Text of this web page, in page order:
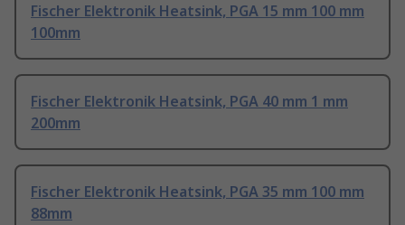
Fischer Elektronik Heatsink, PGA 15 mm 100 mm
100mm
Fischer Elektronik Heatsink, PGA 40 mm 1 mm
200mm
Fischer Elektronik Heatsink, PGA 35 mm 100 mm
88mm